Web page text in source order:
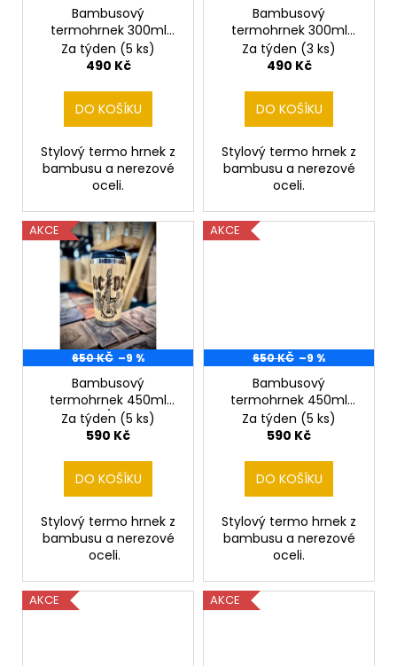
Bambusový
termohrnek 300ml
Houslový klíč
Za týden (5 ks)
490 Kč
DO KOŠÍKU
Stylový termo hrnek z
bambusu a nerezové
oceli.
Bambusový
termohrnek 300ml
RAMMSTEIN
Za týden (3 ks)
490 Kč
DO KOŠÍKU
Stylový termo hrnek z
bambusu a nerezové
oceli.
AKCE
650 KČ –9 %
Bambusový
termohrnek 450ml
AC/DC
Za týden (5 ks)
590 Kč
DO KOŠÍKU
Stylový termo hrnek z
bambusu a nerezové
oceli.
AKCE
650 KČ –9 %
Bambusový
termohrnek 450ml
Harfa
Za týden (5 ks)
590 Kč
DO KOŠÍKU
Stylový termo hrnek z
bambusu a nerezové
oceli.
AKCE AKCE
NŮŽ
AČR
Kč